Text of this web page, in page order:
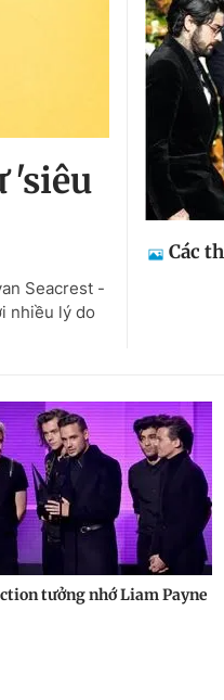
'siêu
Seacrest -
nhiều lý do
Các
tưởng nhớ Liam Payne